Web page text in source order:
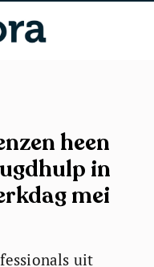
heen
in
mei
uit